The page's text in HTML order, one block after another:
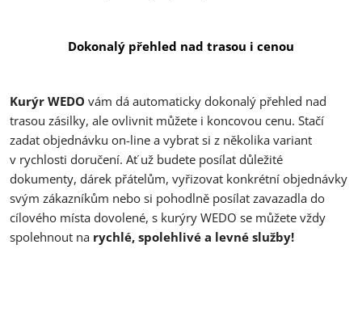
Dokonalý přehled nad trasou i cenou
Kurýr WEDO vám dá automaticky dokonalý přehled nad
trasou zásilky, ale ovlivnit můžete i koncovou cenu. Stačí
zadat objednávku on-line a vybrat si z několika variant
v rychlosti doručení. Ať už budete posílat důležité
dokumenty, dárek přátelům, vyřizovat konkrétní objednávky
svým zákazníkům nebo si pohodlně posílat zavazadla do
cílového místa dovolené, s kurýry WEDO se můžete vždy
spolehnout na rychlé, spolehlivé a levné služby!